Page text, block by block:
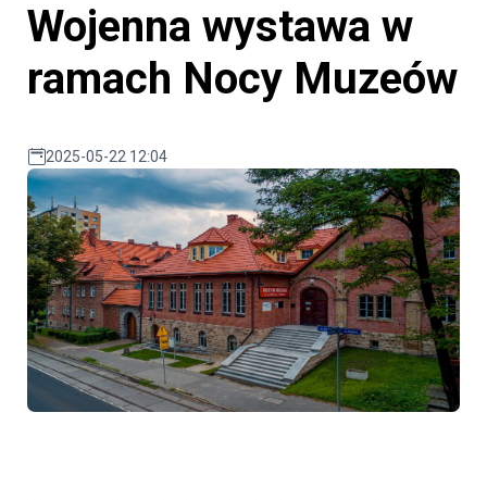
Wojenna wystawa w
ramach Nocy Muzeów
2025-05-22 12:04